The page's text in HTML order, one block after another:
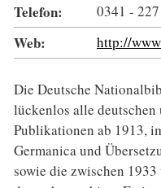
Telefon: 0341 -
Web: http://
Die Deutsche
lückenlos alle
Publikationen ab 1913,
Germanica und
sowie die zwischen